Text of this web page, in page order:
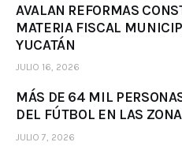
AVALAN REFORMAS
MATERIA FISCAL
YUCATÁN
JULIO 16, 2026
MÁS DE 64 MIL
DEL FÚTBOL EN LAS
JULIO 7, 2026